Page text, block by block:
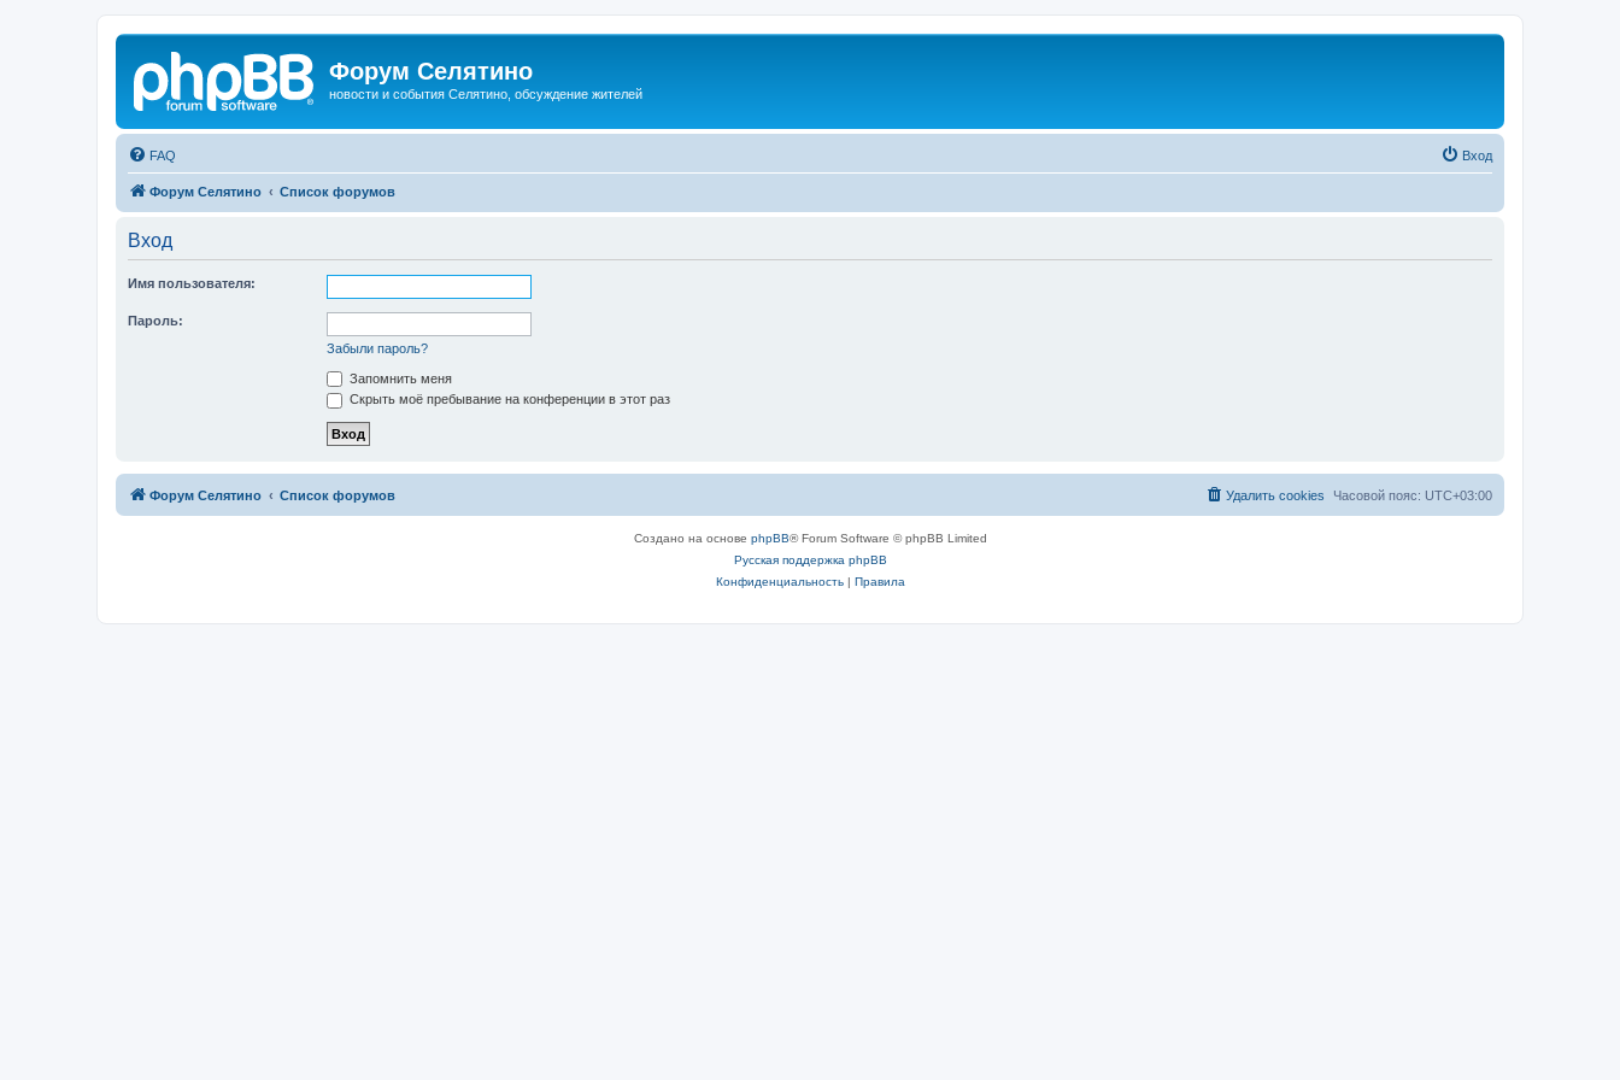
Форум Селятино
новости и события Селятино, обсуждение жителей
FAQ Вход
Форум Селятино Список форумов
Вход
Имя пользователя:
Пароль:
Забыли пароль?
Запомнить меня
Скрыть моё пребывание на конференции в этот раз
Форум Селятино Список форумов Часовой пояс: UTC+03:00
Удалить cookies
Создано на основе phpBB® Forum Software © phpBB Limited
Русская поддержка phpBB
Конфиденциальность| Правила